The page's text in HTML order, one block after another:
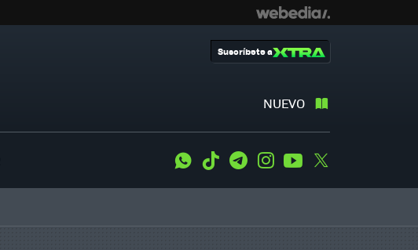
NUEVO
Suscríbete a
WhatsApp
Tiktok TelegramInstagramYoutube